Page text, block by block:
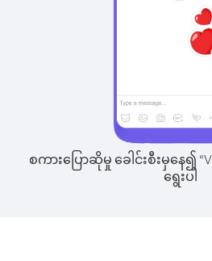
စကားပြောဆိုမှု ခေါင်းစီးမှနေ၍
ရွေးပါ